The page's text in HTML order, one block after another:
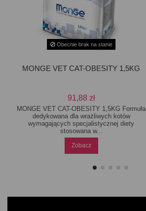
Obecnie brak na stanie
MONGE VET CAT-OBESITY 1,5KG
91,88 zł
MONGE VET CAT-OBESITY 1,5KG Formuła
dedykowana dla wrażliwych kotów
wymagających specjalistycznej diety
stosowana w...
Zobacz